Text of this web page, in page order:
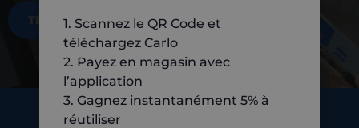
TÉLÉCHARGEZ MAINTENANT
1. Scannez le QR Code et
téléchargez Carlo
2. Payez en magasin avec
l’application
3. Gagnez instantanément 5% à
réutiliser